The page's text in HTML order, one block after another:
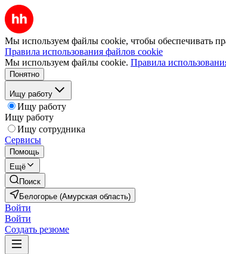
Мы используем файлы cookie, чтобы обеспечивать
Правила использования файлов cookie
Мы используем файлы cookie. Правила
Понятно
Ищу работу
Ищу работу
Ищу работу
Ищу сотрудника
Сервисы
Помощь
Ещё
Поиск
Белогорье (Амурская область)
Войти
Войти
Создать резюме